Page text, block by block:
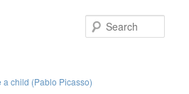
a child (Pablo Picasso)